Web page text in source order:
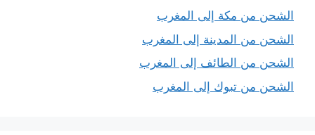
الشحن من مكة إلى المغرب
الشحن من المدينة إلى المغرب
الشحن من الطائف إلى المغرب
الشحن من تبوك إلى المغرب